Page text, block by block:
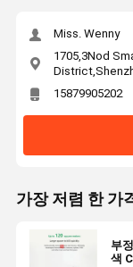
Miss. Wenny
1705,3Nod
15879905202
가장 저렴 한 가
부
색